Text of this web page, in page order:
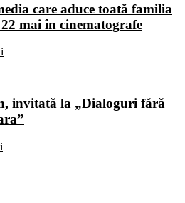
care aduce toată familia
mai în cinematografe
invitată la „Dialoguri fără